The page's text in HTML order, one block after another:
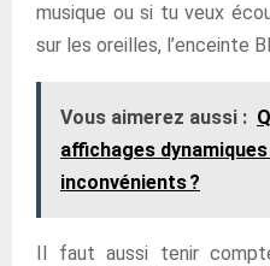
musique ou si tu veux
sur les oreilles, l’enceinte
Vous aimerez aussi :
affichages
inconvénients ?
Il faut aussi tenir